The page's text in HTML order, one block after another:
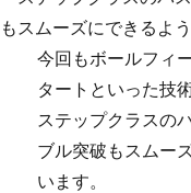
今回もボールフィ
タートといった技
ステップクラスの
ブル突破もスムー
います。